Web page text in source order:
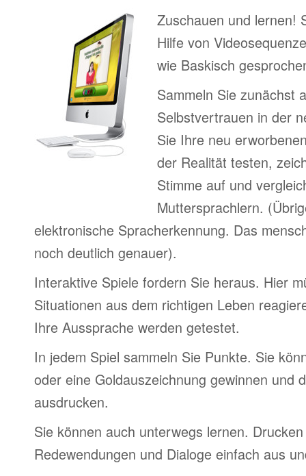
Zuschauen und lernen!
Hilfe von
wie Baskisch
Sammeln Sie zunächst
Selbstvertrauen in der
Sie Ihre neu
der Realität testen,
Stimme auf und
Muttersprachlern.
elektronische Spracherkennung. Das
noch deutlich genauer).
Interaktive Spiele fordern Sie heraus. Hier
Situationen aus dem richtigen Leben
Ihre Aussprache werden getestet.
In jedem Spiel sammeln Sie Punkte. Sie
oder eine Goldauszeichnung gewinnen und
ausdrucken.
Sie können auch unterwegs lernen.
Redewendungen und Dialoge einfach aus